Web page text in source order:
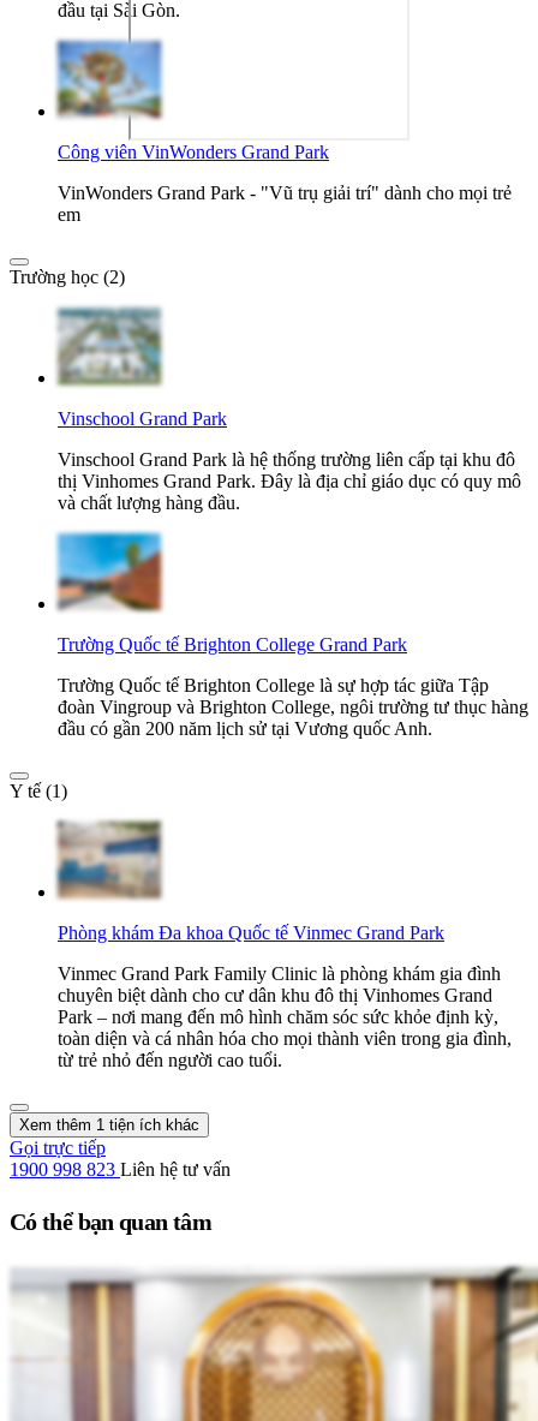
đầu tại Sài Gòn.
Công viên VinWonders Grand Park
VinWonders Grand Park - "Vũ trụ giải trí" dành cho mọi trẻ
em
Trường học (2)
Vinschool Grand Park
Vinschool Grand Park là hệ thống trường liên cấp tại khu đô
thị Vinhomes Grand Park. Đây là địa chỉ giáo dục có quy mô
và chất lượng hàng đầu.
Trường Quốc tế Brighton College Grand Park
Trường Quốc tế Brighton College là sự hợp tác giữa Tập
đoàn Vingroup và Brighton College, ngôi trường tư thục hàng
đầu có gần 200 năm lịch sử tại Vương quốc Anh.
Y tế (1)
Phòng khám Đa khoa Quốc tế Vinmec Grand Park
Vinmec Grand Park Family Clinic là phòng khám gia đình
chuyên biệt dành cho cư dân khu đô thị Vinhomes Grand
Park – nơi mang đến mô hình chăm sóc sức khỏe định kỳ,
toàn diện và cá nhân hóa cho mọi thành viên trong gia đình,
từ trẻ nhỏ đến người cao tuổi.
Xem thêm 1 tiện ích khác
Gọi trực tiếp
1900 998 823 Liên hệ tư vấn
Có thể bạn quan tâm